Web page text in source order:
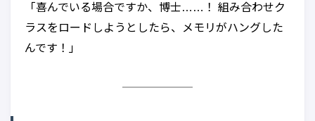
「喜んでいる場合ですか、博士……！ 組み合わせク
ラスをロードしようとしたら、メモリがハングした
んです！」